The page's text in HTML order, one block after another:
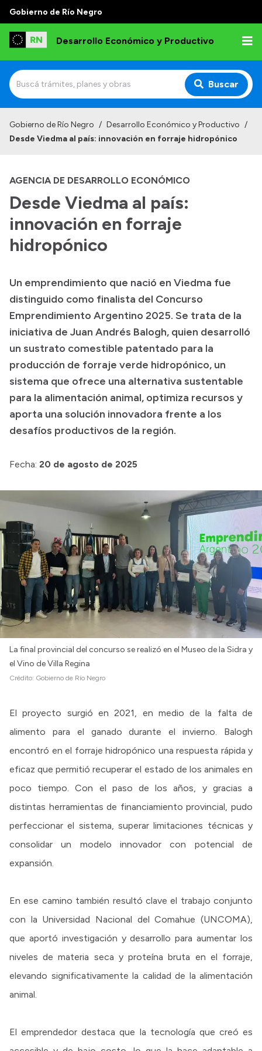
Gobierno de Río Negro
Desarrollo Económico y Productivo
Buscar
Delegaciones
Normativa
Transparencia
Presupuesto
Boletín Oficial
Compras y licitaciones
Consulta de expedientes
Consulta de pago a proveedores
Convocatorias
Intranet
Login
Gobierno de Río Negro / Desarrollo Económico y Productivo /
Desde Viedma al país: innovación en forraje hidropónico
AGENCIA DE DESARROLLO ECONÓMICO
Desde Viedma al país:
innovación en forraje
hidropónico
Un emprendimiento que nació en Viedma fue
distinguido como finalista del Concurso
Emprendimiento Argentino 2025. Se trata de la
iniciativa de Juan Andrés Balogh, quien desarrolló
un sustrato comestible patentado para la
producción de forraje verde hidropónico, un
sistema que ofrece una alternativa sustentable
para la alimentación animal, optimiza recursos y
aporta una solución innovadora frente a los
desafíos productivos de la región.
Fecha: 20 de agosto de 2025
La final provincial del concurso se realizó en el Museo de la Sidra y
el Vino de Villa Regina
Crédito: Gobierno de Río Negro
El proyecto surgió en 2021, en medio de la falta de
alimento para el ganado durante el invierno. Balogh
encontró en el forraje hidropónico una respuesta rápida y
eficaz que permitió recuperar el estado de los animales en
poco tiempo. Con el paso de los años, y gracias a
distintas herramientas de financiamiento provincial, pudo
perfeccionar el sistema, superar limitaciones técnicas y
consolidar un modelo innovador con potencial de
expansión.
En ese camino también resultó clave el trabajo conjunto
con la Universidad Nacional del Comahue (UNCOMA),
que aportó investigación y desarrollo para aumentar los
niveles de materia seca y proteína bruta en el forraje,
elevando significativamente la calidad de la alimentación
animal.
El emprendedor destaca que la tecnología que creó es